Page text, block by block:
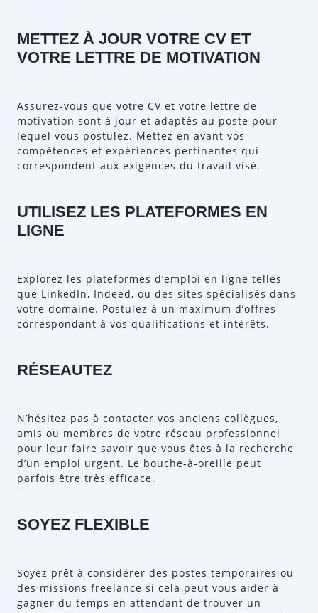
METTEZ À JOUR VOTRE CV ET
VOTRE LETTRE DE MOTIVATION
Assurez-vous que votre CV et votre lettre de
motivation sont à jour et adaptés au poste pour
lequel vous postulez. Mettez en avant vos
compétences et expériences pertinentes qui
correspondent aux exigences du travail visé.
UTILISEZ LES PLATEFORMES EN
LIGNE
Explorez les plateformes d’emploi en ligne telles
que LinkedIn, Indeed, ou des sites spécialisés dans
votre domaine. Postulez à un maximum d’offres
correspondant à vos qualifications et intérêts.
RÉSEAUTEZ
N’hésitez pas à contacter vos anciens collègues,
amis ou membres de votre réseau professionnel
pour leur faire savoir que vous êtes à la recherche
d’un emploi urgent. Le bouche-à-oreille peut
parfois être très efficace.
SOYEZ FLEXIBLE
Soyez prêt à considérer des postes temporaires ou
des missions freelance si cela peut vous aider à
gagner du temps en attendant de trouver un